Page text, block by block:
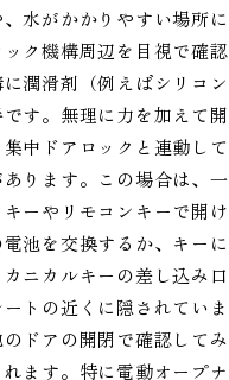
水がかかりやすい場所に
ク機構周辺を目視で確認
潤滑剤（例えばシリコン
す。無理に力を加えて開
中ドアロックと連動して
ります。この場合は、一
ーやリモコンキーで開け
池を交換するか、キーに
ニカルキーの差し込み口
トの近くに隠されていま
ドアの開閉で確認してみ
ます。特に電動オープナ